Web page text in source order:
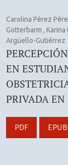
Carolina Pérez
Gotterbarm ,
Argüello-Gutiérrez
EN
PRIVADA EN
PDF EPUB